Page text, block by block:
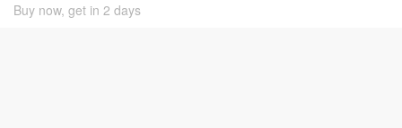
Buy now, get in 2 days